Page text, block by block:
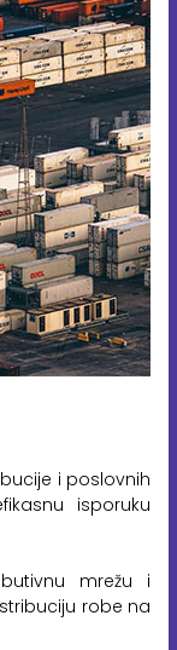
i poslovnih
isporuku
mrežu i
robe na